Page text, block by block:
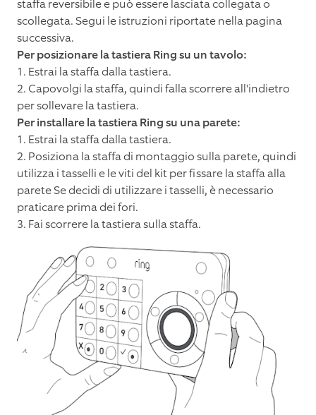
staffa reversibile e può essere lasciata collegata o
scollegata. Segui le istruzioni riportate nella pagina
successiva.
Per posizionare la tastiera Ring su un tavolo:
1. Estrai la staffa dalla tastiera.
2. Capovolgi la staffa, quindi falla scorrere all'indietro
per sollevare la tastiera.
Per installare la tastiera Ring su una parete:
1. Estrai la staffa dalla tastiera.
2. Posiziona la staffa di montaggio sulla parete, quindi
utilizza i tasselli e le viti del kit per fissare la staffa alla
parete Se decidi di utilizzare i tasselli, è necessario
praticare prima dei fori.
3. Fai scorrere la tastiera sulla staffa.